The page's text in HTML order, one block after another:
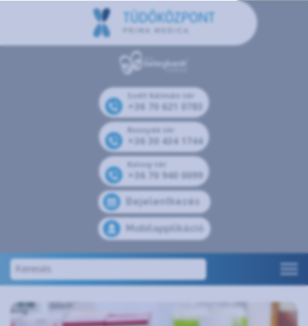
Széll Kálmán tér
+36 70 621 0783
Bosnyák tér
+36 30 434 1744
Kolosy tér
+36 70 940 0099
Bejelentkezés
Mobilapplikáció